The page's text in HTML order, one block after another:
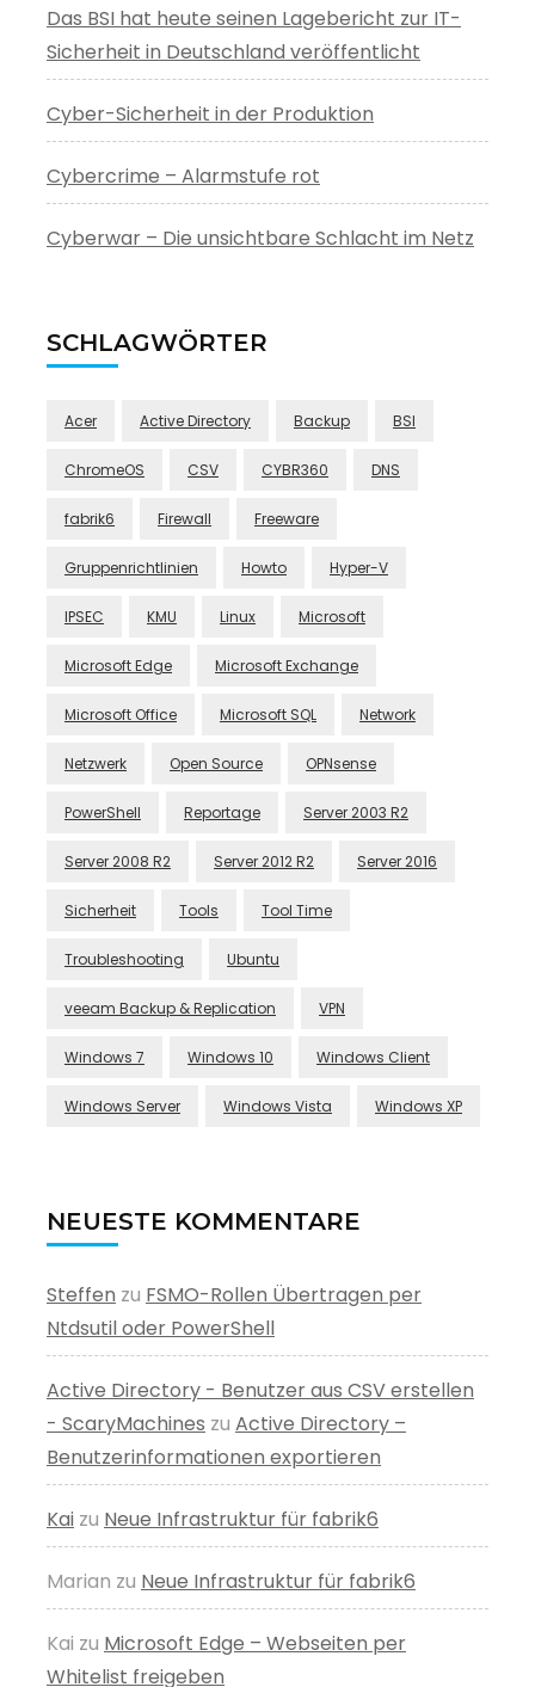
Das BSI hat heute seinen Lagebericht zur IT-
Sicherheit in Deutschland veröffentlicht
Cyber-Sicherheit in der Produktion
Cybercrime – Alarmstufe rot
Cyberwar – Die unsichtbare Schlacht im Netz
SCHLAGWÖRTER
Acer Active Directory Backup BSI
ChromeOS CSV CYBR360 DNS
fabrik6 Firewall Freeware
Gruppenrichtlinien Howto Hyper-V
IPSEC KMU Linux Microsoft
Microsoft Edge Microsoft Exchange
Microsoft Office Microsoft SQL Network
Netzwerk Open Source OPNsense
PowerShell Reportage Server 2003 R2
Server 2008 R2 Server 2012 R2 Server 2016
Sicherheit Tools Tool Time
Troubleshooting Ubuntu
veeam Backup & Replication VPN
Windows 7 Windows 10 Windows Client
Windows Server Windows Vista Windows XP
NEUESTE KOMMENTARE
Steffen zu FSMO-Rollen Übertragen per
Ntdsutil oder PowerShell
Active Directory - Benutzer aus CSV erstellen
- ScaryMachines zu Active Directory –
Benutzerinformationen exportieren
Kai zu Neue Infrastruktur für fabrik6
Marian zu Neue Infrastruktur für fabrik6
Kai zu Microsoft Edge – Webseiten per
Whitelist freigeben